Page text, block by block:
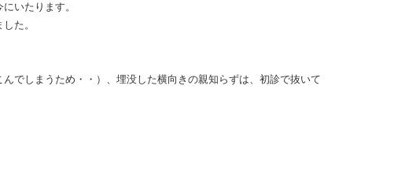
いたります。
た。
でしまうため・・）、埋没した横向きの親知らずは、初診で抜いて